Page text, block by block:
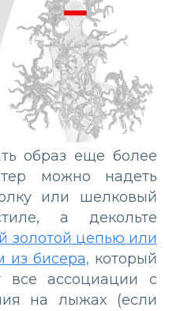
образ еще более
можно надеть
или шелковый
а декольте
золотой цепью или
из бисера, который
все ассоциации с
на лыжах (если